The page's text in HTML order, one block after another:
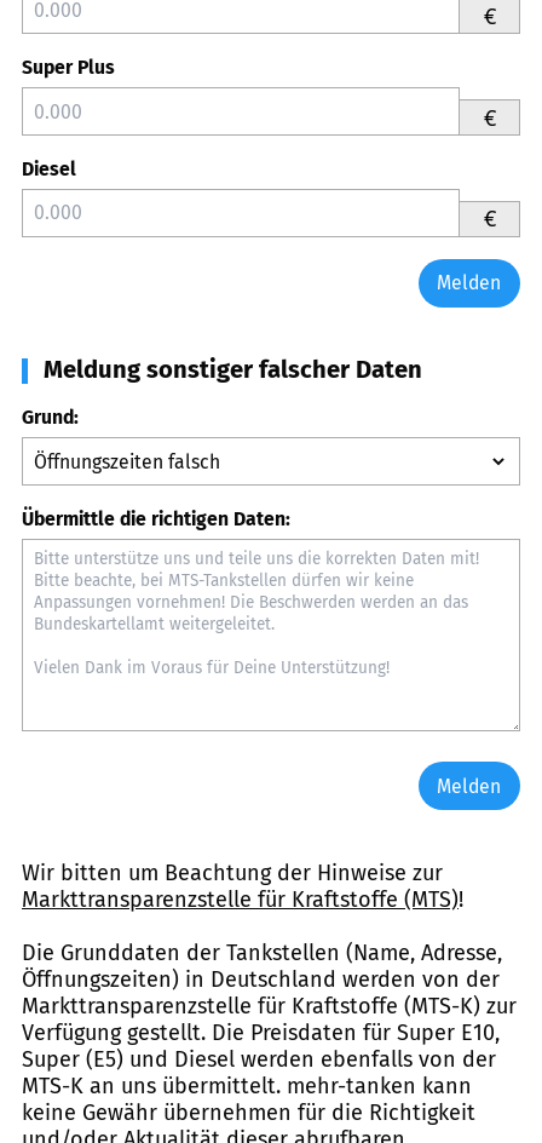
€
Super Plus
€
Diesel
€
Melden
Meldung sonstiger falscher Daten
Grund:
Übermittle die richtigen Daten:
Melden
Wir bitten um Beachtung der Hinweise zur
Markttransparenzstelle für Kraftstoffe (MTS)!
Die Grunddaten der Tankstellen (Name, Adresse,
Öffnungszeiten) in Deutschland werden von der
Markttransparenzstelle für Kraftstoffe (MTS-K) zur
Verfügung gestellt. Die Preisdaten für Super E10,
Super (E5) und Diesel werden ebenfalls von der
MTS-K an uns übermittelt. mehr-tanken kann
keine Gewähr übernehmen für die Richtigkeit